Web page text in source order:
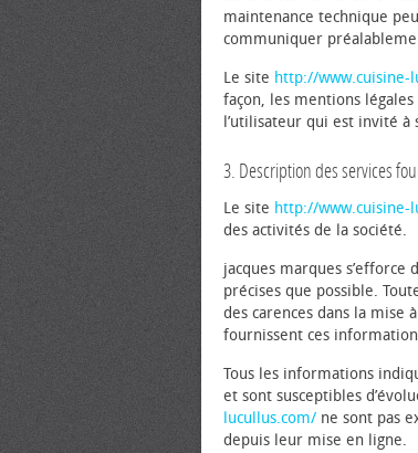
maintenance technique
communiquer
Le site http://www.cuisine-
façon, les mentions
l’utilisateur qui est invité à
3. Description des services
Le site http://www.cuisine-
des activités de la société.
jacques marques
précises que possible.
des carences dans la mise
fournissent ces
Tous les informations
et sont susceptibles
lucullus.com/ ne sont pas
depuis leur mise en ligne.